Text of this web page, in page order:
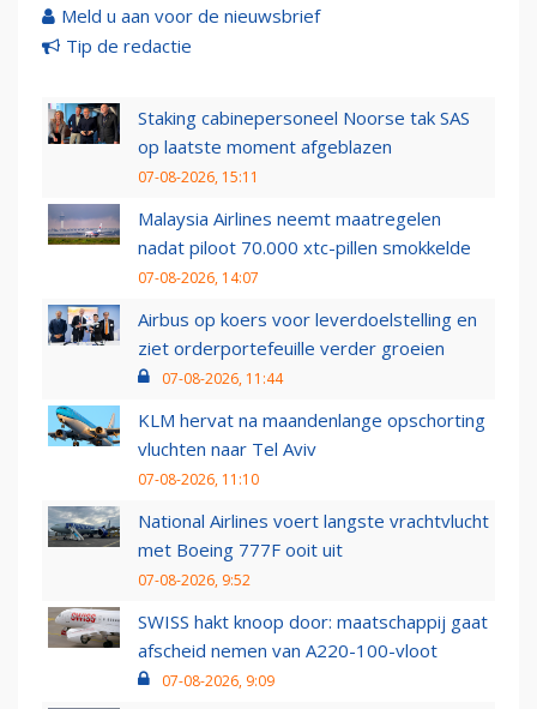
Meld u aan voor de nieuwsbrief
Tip de redactie
Staking cabinepersoneel Noorse tak SAS
op laatste moment afgeblazen
07-08-2026, 15:11
Malaysia Airlines neemt maatregelen
nadat piloot 70.000 xtc-pillen smokkelde
07-08-2026, 14:07
Airbus op koers voor leverdoelstelling en
ziet orderportefeuille verder groeien
07-08-2026, 11:44
KLM hervat na maandenlange opschorting
vluchten naar Tel Aviv
07-08-2026, 11:10
National Airlines voert langste vrachtvlucht
met Boeing 777F ooit uit
07-08-2026, 9:52
SWISS hakt knoop door: maatschappij gaat
afscheid nemen van A220-100-vloot
07-08-2026, 9:09